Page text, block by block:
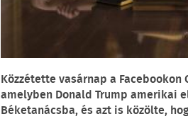
Közzétette vasárnap a
amelyben Donald Trump amerikai
Béketanácsba, és azt is közölte,